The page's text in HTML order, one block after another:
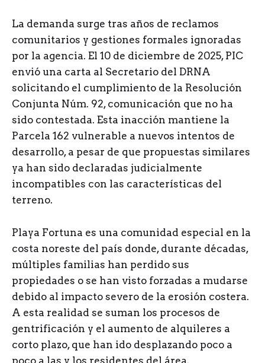
La demanda surge tras años de reclamos
comunitarios y gestiones formales ignoradas
por la agencia. El 10 de diciembre de 2025, PIC
envió una carta al Secretario del DRNA
solicitando el cumplimiento de la Resolución
Conjunta Núm. 92, comunicación que no ha
sido contestada. Esta inacción mantiene la
Parcela 162 vulnerable a nuevos intentos de
desarrollo, a pesar de que propuestas similares
ya han sido declaradas judicialmente
incompatibles con las características del
terreno.
Playa Fortuna es una comunidad especial en la
costa noreste del país donde, durante décadas,
múltiples familias han perdido sus
propiedades o se han visto forzadas a mudarse
debido al impacto severo de la erosión costera.
A esta realidad se suman los procesos de
gentrificación y el aumento de alquileres a
corto plazo, que han ido desplazando poco a
poco a las y los residentes del área.